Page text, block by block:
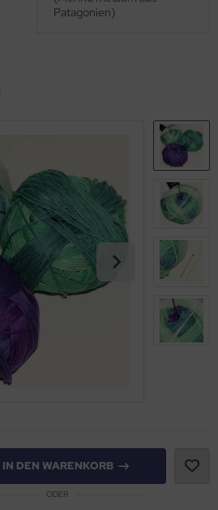
Patagonien)
IN DEN WARENKORB
ODER